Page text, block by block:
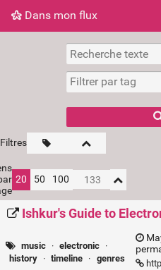
Dans mon flux
Dans mon flux Nuage
Filtres
20 50 100
Ishkur's Guide to
music · electronic ·
history · timeline · genres